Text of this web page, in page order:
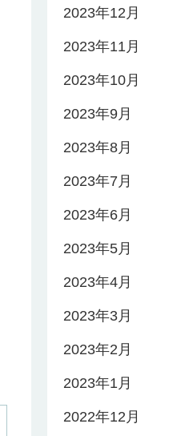
2023年12月
2023年11月
2023年10月
2023年9月
2023年8月
2023年7月
2023年6月
2023年5月
2023年4月
2023年3月
2023年2月
2023年1月
2022年12月